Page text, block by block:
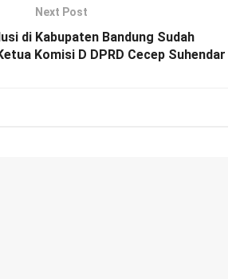
Next Post
di Kabupaten Bandung Sudah
Komisi D DPRD Cecep Suhendar